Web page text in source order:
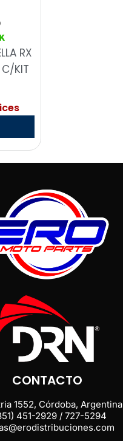
RX
C/KIT
CONTACTO
1552, Córdoba, Argentina
451-2929 / 727-5294